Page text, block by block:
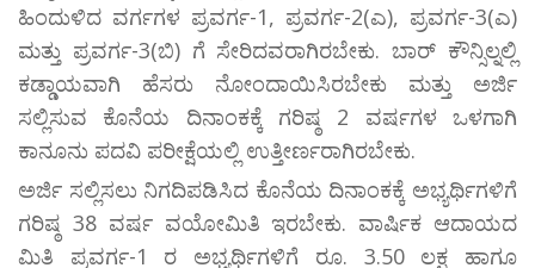
ಹಿಂದುಳಿದ ವರ್ಗಗಳ ಪ್ರವರ್ಗ-1, ಪ್ರವರ್ಗ-2(ಎ), ಪ್ರವರ್ಗ-3(ಎ)
ಮತ್ತು ಪ್ರವರ್ಗ-3(ಬಿ) ಗೆ ಸೇರಿದವರಾಗಿರಬೇಕು. ಬಾರ್ ಕೌನ್ಸಿಲ್ನಲ್ಲಿ
ಕಡ್ಡಾಯವಾಗಿ ಹೆಸರು ನೋಂದಾಯಿಸಿರಬೇಕು ಮತ್ತು ಅರ್ಜಿ
ಸಲ್ಲಿಸುವ ಕೊನೆಯ ದಿನಾಂಕಕ್ಕೆ ಗರಿಷ್ಠ 2 ವರ್ಷಗಳ ಒಳಗಾಗಿ
ಕಾನೂನು ಪದವಿ ಪರೀಕ್ಷೆಯಲ್ಲಿ ಉತ್ತೀರ್ಣರಾಗಿರಬೇಕು.
ಅರ್ಜಿ ಸಲ್ಲಿಸಲು ನಿಗದಿಪಡಿಸಿದ ಕೊನೆಯ ದಿನಾಂಕಕ್ಕೆ ಅಭ್ಯರ್ಥಿಗಳಿಗೆ
ಗರಿಷ್ಠ 38 ವರ್ಷ ವಯೋಮಿತಿ ಇರಬೇಕು. ವಾರ್ಷಿಕ ಆದಾಯದ
ಮಿತಿ ಪ್ರವರ್ಗ-1 ರ ಅಭ್ಯರ್ಥಿಗಳಿಗೆ ರೂ. 3.50 ಲಕ್ಷ ಹಾಗೂ